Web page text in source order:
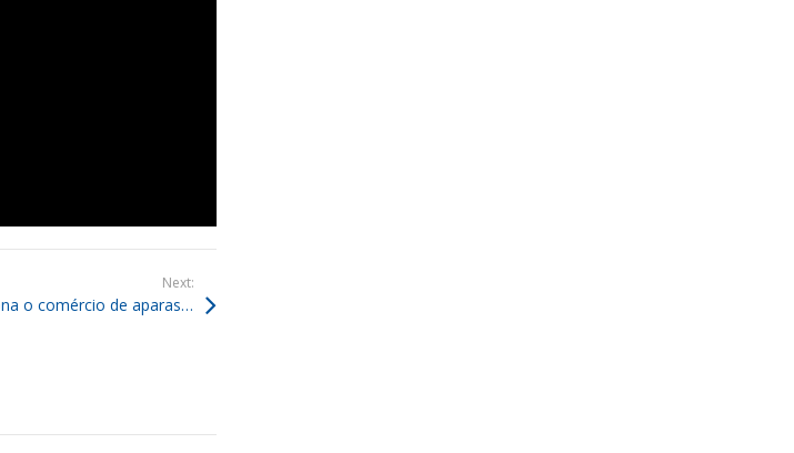
Next:
Como funciona o comércio de aparas de papelão no Brasil?